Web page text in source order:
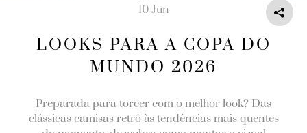
LOOKS PARA A COPA DO
MUNDO 2026
10 Jun
Preparada para torcer com o melhor look? Das
clássicas camisas retrô às tendências mais quentes